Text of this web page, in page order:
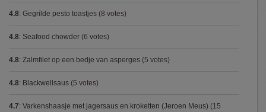
4.8: Gegrilde pesto toastjes (8 votes)
4.8: Seafood chowder (6 votes)
4.8: Zalmfilet op een bedje van asperges (5 votes)
4.8: Blackwellsaus (5 votes)
4.7: Varkenshaasje met jagersaus en kroketten (Jeroen Meus) (15